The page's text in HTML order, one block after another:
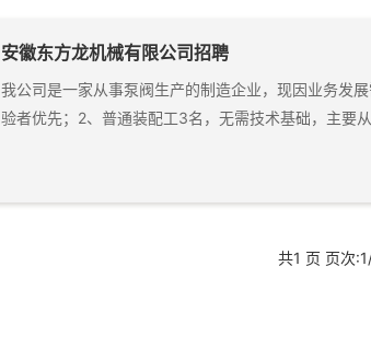
安徽东方龙机械有限公司招聘
我公司是一家从事泵阀生产的制造企业，现因业务发
验者优先；2、普通装配工3名，无需技术基础，主要
共1 页 页次